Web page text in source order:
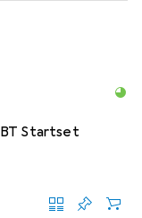
BT Startset